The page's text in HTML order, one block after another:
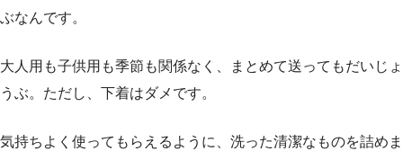
ぶなんです。
大人用も子供用も季節も関係なく、まとめて送ってもだいじょ
うぶ。ただし、下着はダメです。
気持ちよく使ってもらえるように、洗った清潔なものを詰めま